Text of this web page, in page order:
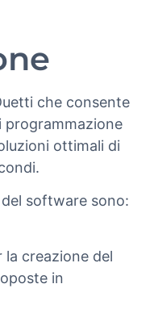
che consente
programmazione
ottimali di
software sono:
la creazione del
in